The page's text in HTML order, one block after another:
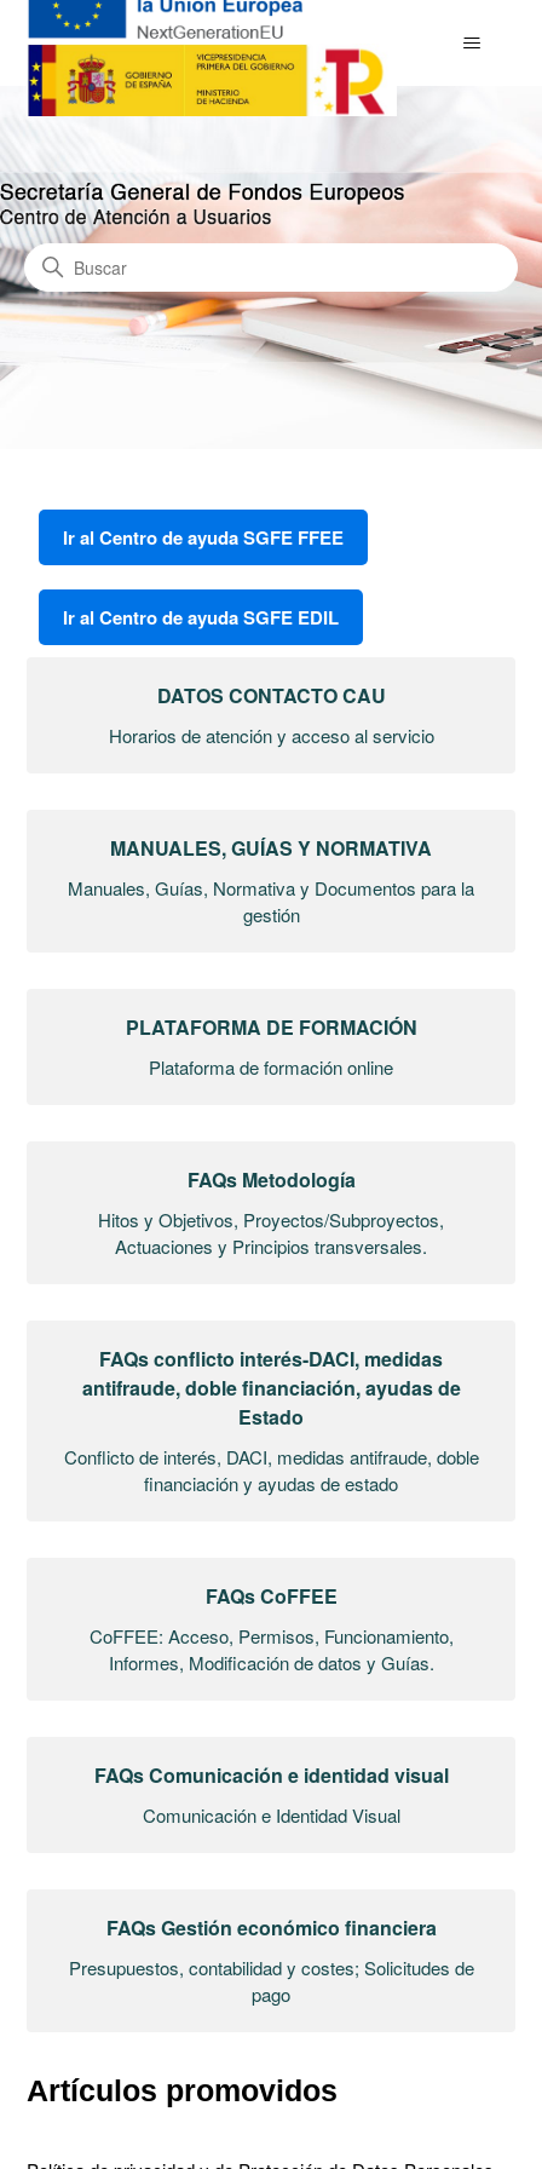
CAU SG DE FONDOS
Búsqueda
Ir al Centro de ayuda SGFE FFEE
Ir al Centro de ayuda SGFE EDIL
DATOS CONTACTO CAU
Horarios de atención y acceso al servicio
MANUALES, GUÍAS Y NORMATIVA
Manuales, Guías, Normativa y Documentos para la
gestión
PLATAFORMA DE FORMACIÓN
Plataforma de formación online
FAQs Metodología
Hitos y Objetivos, Proyectos/Subproyectos,
Actuaciones y Principios transversales.
FAQs conflicto interés-DACI, medidas
antifraude, doble financiación, ayudas de
Estado
Conflicto de interés, DACI, medidas antifraude, doble
financiación y ayudas de estado
FAQs CoFFEE
CoFFEE: Acceso, Permisos, Funcionamiento,
Informes, Modificación de datos y Guías.
FAQs Comunicación e identidad visual
Comunicación e Identidad Visual
FAQs Gestión económico financiera
Presupuestos, contabilidad y costes; Solicitudes de
pago
Artículos promovidos